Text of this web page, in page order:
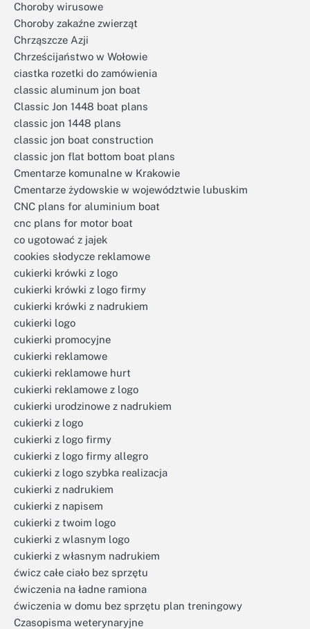
Choroby wirusowe
Choroby zakaźne zwierząt
Chrząszcze Azji
Chrześcijaństwo w Wołowie
ciastka rozetki do zamówienia
classic aluminum jon boat
Classic Jon 1448 boat plans
classic jon 1448 plans
classic jon boat construction
classic jon flat bottom boat plans
Cmentarze komunalne w Krakowie
Cmentarze żydowskie w województwie lubuskim
CNC plans for aluminium boat
cnc plans for motor boat
co ugotować z jajek
cookies słodycze reklamowe
cukierki krówki z logo
cukierki krówki z logo firmy
cukierki krówki z nadrukiem
cukierki logo
cukierki promocyjne
cukierki reklamowe
cukierki reklamowe hurt
cukierki reklamowe z logo
cukierki urodzinowe z nadrukiem
cukierki z logo
cukierki z logo firmy
cukierki z logo firmy allegro
cukierki z logo szybka realizacja
cukierki z nadrukiem
cukierki z napisem
cukierki z twoim logo
cukierki z wlasnym logo
cukierki z własnym nadrukiem
ćwicz całe ciało bez sprzętu
ćwiczenia na ładne ramiona
ćwiczenia w domu bez sprzętu plan treningowy
Czasopisma weterynaryjne